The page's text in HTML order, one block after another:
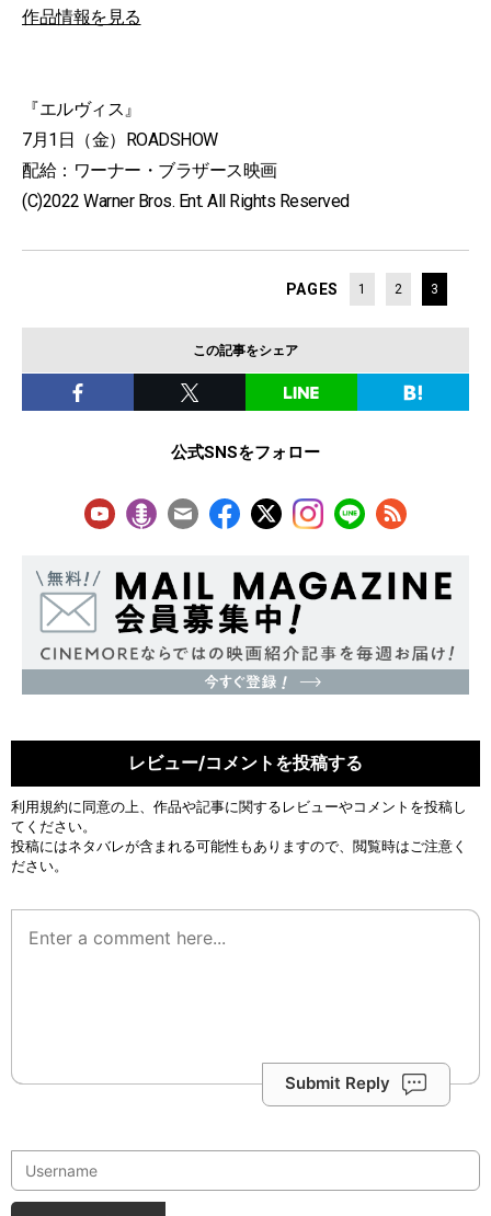
作品情報を見る
『エルヴィス』
7月1日（金）ROADSHOW
配給：ワーナー・ブラザース映画
(C)2022 Warner Bros. Ent. All Rights Reserved
PAGES 1 2 3
この記事をシェア
公式SNSをフォロー
レビュー/コメントを投稿する
利用規約に同意の上、作品や記事に関するレビューやコメントを投稿し
てください。
投稿にはネタバレが含まれる可能性もありますので、閲覧時はご注意く
ださい。
Submit Reply